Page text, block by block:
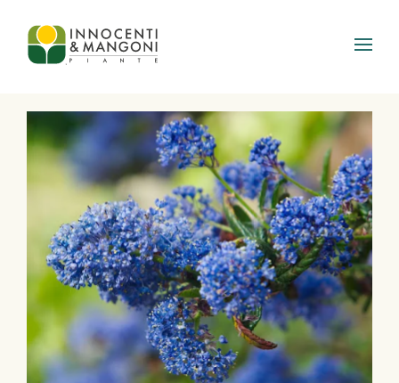
Skip to main content